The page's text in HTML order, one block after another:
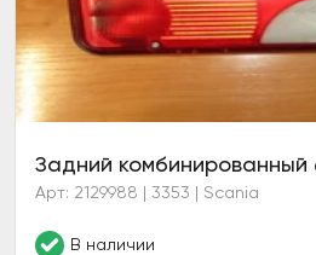
Арт: 2129988 | 3353 | Scania
В наличии